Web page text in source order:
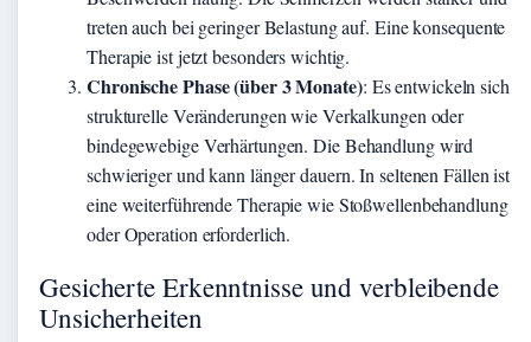
treten auch bei geringer Belastung auf. Eine konsequente
Therapie ist jetzt besonders wichtig.
Chronische Phase (über 3 Monate): Es entwickeln sich
strukturelle Veränderungen wie Verkalkungen oder
bindegewebige Verhärtungen. Die Behandlung wird
schwieriger und kann länger dauern. In seltenen Fällen ist
eine weiterführende Therapie wie Stoßwellenbehandlung
oder Operation erforderlich.
Gesicherte Erkenntnisse und verbleibende
Unsicherheiten